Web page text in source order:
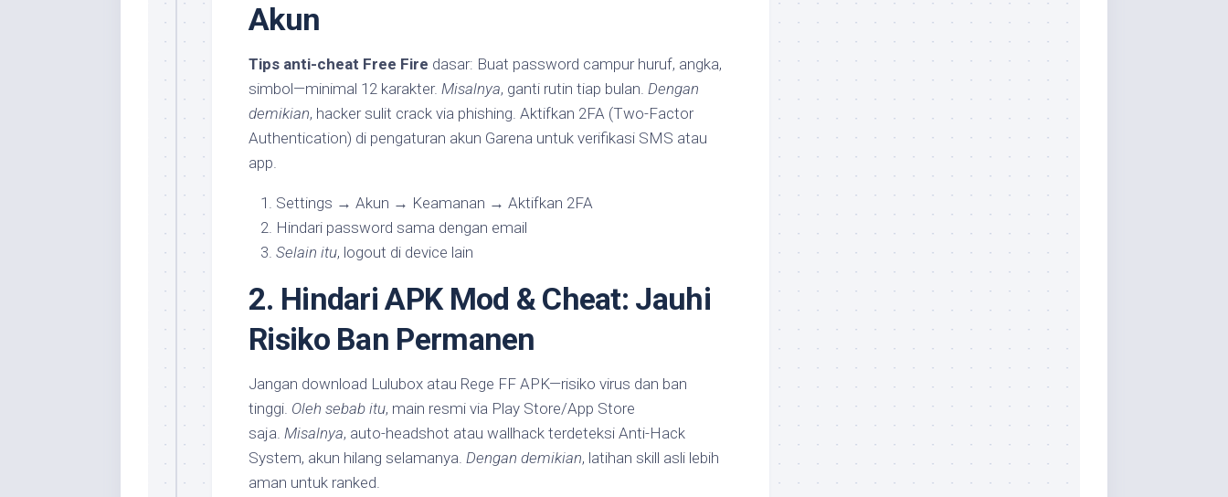
Akun
Tips anti-cheat Free Fire dasar: Buat password campur huruf, angka,
simbol—minimal 12 karakter. Misalnya, ganti rutin tiap bulan. Dengan
demikian, hacker sulit crack via phishing. Aktifkan 2FA (Two-Factor
Authentication) di pengaturan akun Garena untuk verifikasi SMS atau
app.
Settings → Akun → Keamanan → Aktifkan 2FA
Hindari password sama dengan email
Selain itu, logout di device lain
2. Hindari APK Mod & Cheat: Jauhi
Risiko Ban Permanen
Jangan download Lulubox atau Rege FF APK—risiko virus dan ban
tinggi. Oleh sebab itu, main resmi via Play Store/App Store
saja. Misalnya, auto-headshot atau wallhack terdeteksi Anti-Hack
System, akun hilang selamanya. Dengan demikian, latihan skill asli lebih
aman untuk ranked.